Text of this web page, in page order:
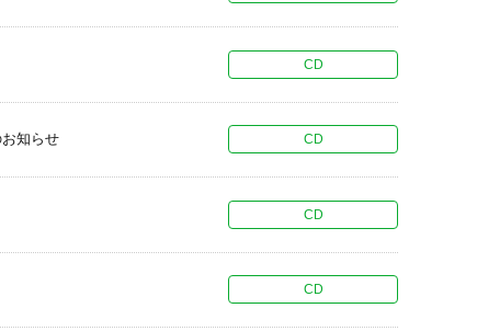
CD
知らせ CD
CD
CD